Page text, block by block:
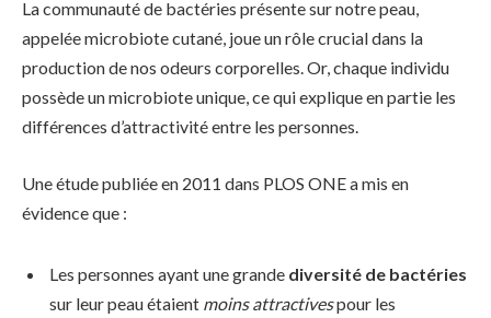
La communauté de bactéries présente sur notre peau,
appelée microbiote cutané, joue un rôle crucial dans la
production de nos odeurs corporelles. Or, chaque individu
possède un microbiote unique, ce qui explique en partie les
différences d’attractivité entre les personnes.
Une étude publiée en 2011 dans PLOS ONE a mis en
évidence que :
Les personnes ayant une grande diversité de bactéries
sur leur peau étaient moins attractivespour les